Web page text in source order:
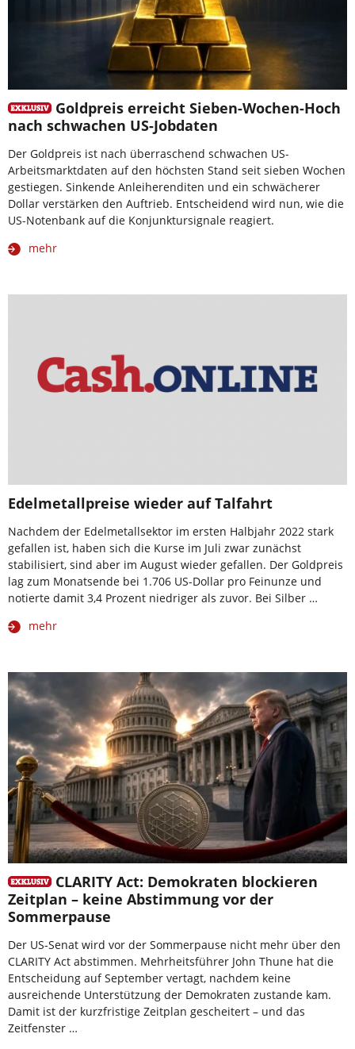
Goldpreis erreicht Sieben-Wochen-Hoch
nach schwachen US-Jobdaten
Der Goldpreis ist nach überraschend schwachen US-
Arbeitsmarktdaten auf den höchsten Stand seit sieben Wochen
gestiegen. Sinkende Anleiherenditen und ein schwächerer
Dollar verstärken den Auftrieb. Entscheidend wird nun, wie die
US-Notenbank auf die Konjunktursignale reagiert.
mehr
Edelmetallpreise wieder auf Talfahrt
Nachdem der Edelmetallsektor im ersten Halbjahr 2022 stark
gefallen ist, haben sich die Kurse im Juli zwar zunächst
stabilisiert, sind aber im August wieder gefallen. Der Goldpreis
lag zum Monatsende bei 1.706 US-Dollar pro Feinunze und
notierte damit 3,4 Prozent niedriger als zuvor. Bei Silber …
mehr
CLARITY Act: Demokraten blockieren
Zeitplan – keine Abstimmung vor der
Sommerpause
Der US-Senat wird vor der Sommerpause nicht mehr über den
CLARITY Act abstimmen. Mehrheitsführer John Thune hat die
Entscheidung auf September vertagt, nachdem keine
ausreichende Unterstützung der Demokraten zustande kam.
Damit ist der kurzfristige Zeitplan gescheitert – und das
Zeitfenster …